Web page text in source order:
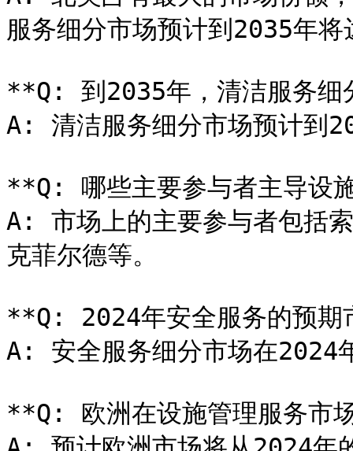
服务细分市场预计到2035年
**Q: 到2035年，清洁服务细
A: 清洁服务细分市场预计到
**Q: 哪些主要参与者主导设
A: 市场上的主要参与者包括
克菲尔德等。
**Q: 2024年安全服务的预期
A: 安全服务细分市场在2024
**Q: 欧洲在设施管理服务市